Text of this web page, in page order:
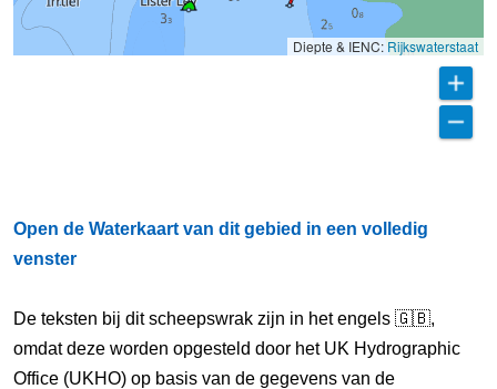
Diepte & IENC: Rijkswaterstaat
Open de Waterkaart van dit gebied in een volledig
venster
De teksten bij dit scheepswrak zijn in het engels 🇬🇧,
omdat deze worden opgesteld door het UK Hydrographic
Office (UKHO) op basis van de gegevens van de